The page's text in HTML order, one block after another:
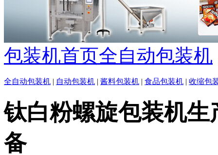
包装机首页全自动包装机
全自动包装机 | 自动包装机 | 酱料包装机 | 食品包装机 | 收缩包
钛白粉螺旋包装机
备